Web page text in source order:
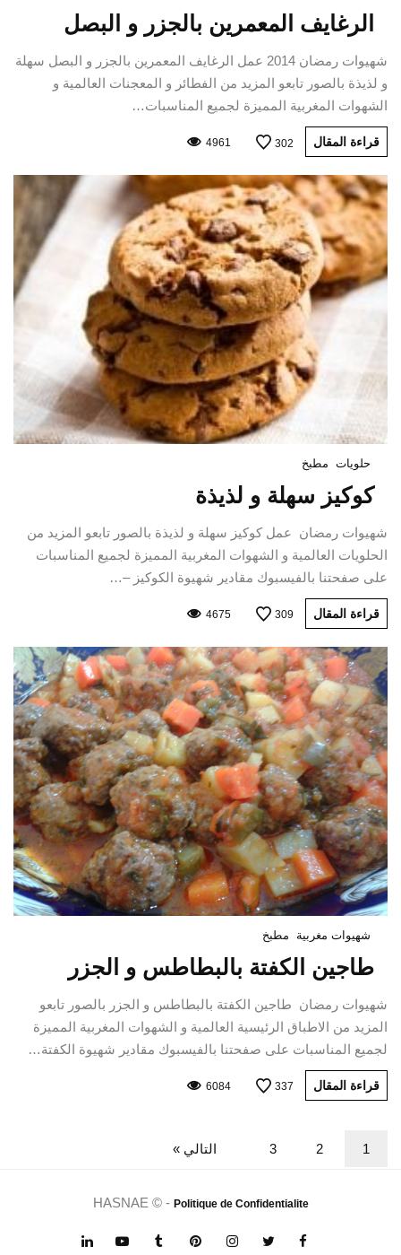
الرغايف المعمرين بالجزر و البصل
شهيوات رمضان 2014 عمل الرغايف المعمرين بالجزر و البصل سهلة
و لذيذة بالصور تابعو المزيد من الفطائر و المعجنات العالمية و
الشهوات المغربية المميزة لجميع المناسبات…
قراءة المقال 302
4961
حلويات مطبخ
كوكيز سهلة و لذيذة
شهيوات رمضان عمل كوكيز سهلة و لذيذة بالصور تابعو المزيد من
الحلويات العالمية و الشهوات المغربية المميزة لجميع المناسبات
على صفحتنا بالفيسبوك مقادير شهيوة الكوكيز –…
قراءة المقال 309
4675
شهيوات مغربية مطبخ
طاجين الكفتة بالبطاطس و الجزر
شهيوات رمضان طاجين الكفتة بالبطاطس و الجزر بالصور تابعو
المزيد من الاطباق الرئيسية العالمية و الشهوات المغربية المميزة
لجميع المناسبات على صفحتنا بالفيسبوك مقادير شهيوة الكفتة…
قراءة المقال 337
6084
1
2
3 التالي »
HASNAE © - Politique de Confidentialite